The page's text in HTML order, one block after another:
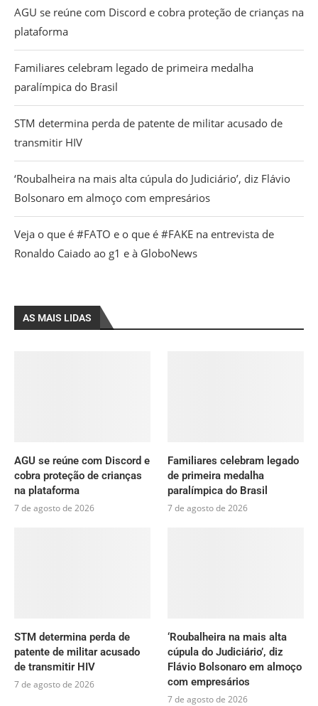
AGU se reúne com Discord e cobra proteção de crianças na
plataforma
Familiares celebram legado de primeira medalha
paralímpica do Brasil
STM determina perda de patente de militar acusado de
transmitir HIV
‘Roubalheira na mais alta cúpula do Judiciário’, diz Flávio
Bolsonaro em almoço com empresários
Veja o que é #FATO e o que é #FAKE na entrevista de
Ronaldo Caiado ao g1 e à GloboNews
AS MAIS LIDAS
AGU se reúne com Discord e
cobra proteção de crianças
na plataforma
7 de agosto de 2026
Familiares celebram legado
de primeira medalha
paralímpica do Brasil
7 de agosto de 2026
STM determina perda de
patente de militar acusado
de transmitir HIV
7 de agosto de 2026
‘Roubalheira na mais alta
cúpula do Judiciário’, diz
Flávio Bolsonaro em almoço
com empresários
7 de agosto de 2026